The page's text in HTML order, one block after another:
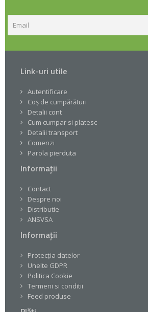
Link-uri utile
Autentificare
Coș de cumpărături
Detalii cont
Cum cumpar si platesc
Detalii transport
Comenzi
Parola pierduta
Informații
Contact
Despre noi
Distributie
ANSVSA
Informații
Protecția datelor
Unelte GDPR
Politica Cookie
Termeni si conditii
Feed produse